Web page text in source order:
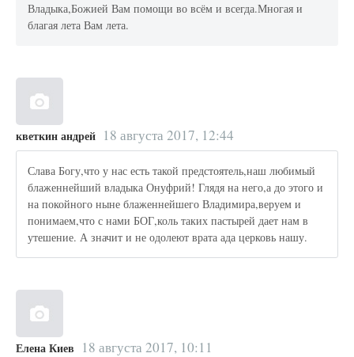
Владыка,Божией Вам помощи во всём и всегда.Многая и
благая лета Вам лета.
кветкин андрей 18 августа 2017, 12:44
Слава Богу,что у нас есть такой предстоятель,наш любимый
блаженнейший владыка Онуфрий! Глядя на него,а до этого и
на покойного ныне блаженнейшего Владимира,веруем и
понимаем,что с нами БОГ,коль таких пастырей дает нам в
утешение. А значит и не одолеют врата ада церковь нашу.
Елена Киев 18 августа 2017, 10:11